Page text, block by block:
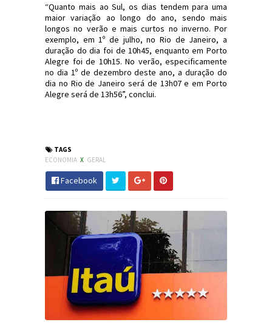
“Quanto mais ao Sul, os dias tendem para uma
maior variação ao longo do ano, sendo mais
longos no verão e mais curtos no inverno. Por
exemplo, em 1º de julho, no Rio de Janeiro, a
duração do dia foi de 10h45, enquanto em Porto
Alegre foi de 10h15. No verão, especificamente
no dia 1º de dezembro deste ano, a duração do
dia no Rio de Janeiro será de 13h07 e em Porto
Alegre será de 13h56”, conclui.
TAGS
ECONOMIA X GERAL
Facebook